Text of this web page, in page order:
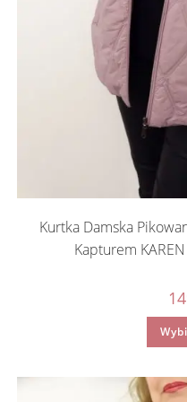
Kurtka Damska
Kapturem